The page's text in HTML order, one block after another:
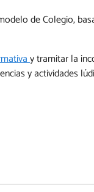
de Colegio,
y tramitar la
y actividades